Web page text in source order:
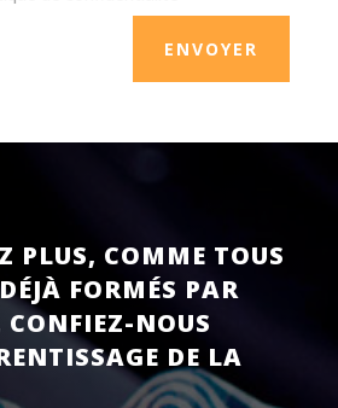
ENVOYER
PLUS, COMME TOUS
FORMÉS PAR
NOUS
DE LA